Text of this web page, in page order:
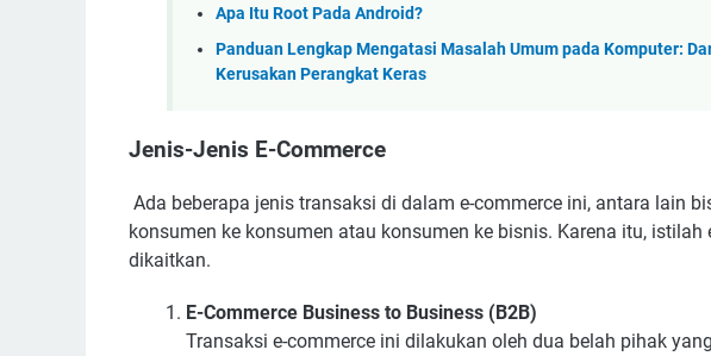
Apa Itu Root Pada Android?
Panduan Lengkap Mengatasi Masalah Umum pada Komputer:
Kerusakan Perangkat Keras
Jenis-Jenis E-Commerce
Ada beberapa jenis transaksi di dalam e-commerce ini, antara lain
konsumen ke konsumen atau konsumen ke bisnis. Karena itu, istilah
dikaitkan.
E-Commerce Business to Business (B2B)
Transaksi e-commerce ini dilakukan oleh dua belah pihak